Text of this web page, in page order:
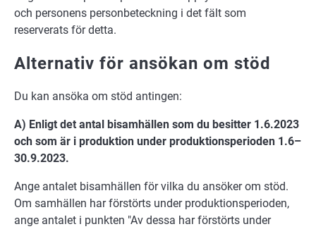
och personens personbeteckning i det fält som
reserverats för detta.
Alternativ för ansökan om stöd
Du kan ansöka om stöd antingen:
A) Enligt det antal bisamhällen som du besitter 1.6.2023
och som är i produktion under produktionsperioden 1.6–
30.9.2023.
Ange antalet bisamhällen för vilka du ansöker om stöd.
Om samhällen har förstörts under produktionsperioden,
ange antalet i punkten "Av dessa har förstörts under